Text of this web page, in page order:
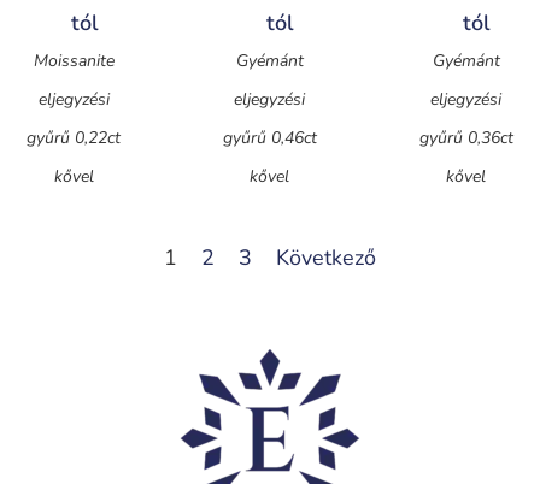
tól
Moissanite
eljegyzési
gyűrű 0,22ct
kővel
tól
Gyémánt
eljegyzési
gyűrű 0,46ct
kővel
tól
Gyémánt
eljegyzési
gyűrű 0,36ct
kővel
1 2 3 Következő